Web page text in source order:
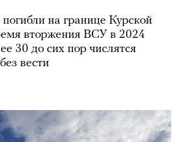
на границе Курской
вторжения ВСУ в 2024
30 до сих пор числятся
вести